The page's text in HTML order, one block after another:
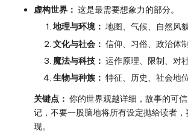
虚构世界： 这是最需要想象力的部分。
地理与环境： 地图、气候、自然风貌
文化与社会： 信仰、习俗、政治体
魔法与科技： 运作原理、限制、对
生物与种族： 特征、历史、社会地位
关键点： 你的世界观越详细，故事的可
记，不要一股脑地将所有设定抛给读者
现。